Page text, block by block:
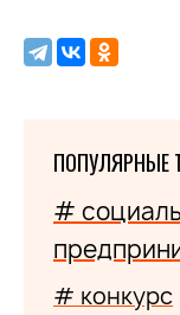
ПОПУЛЯРНЫЕ
#
# конкурс